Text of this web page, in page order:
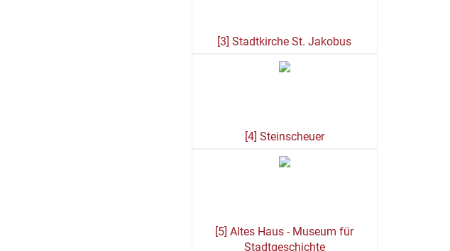
[3] Stadtkirche St. Jakobus
[4] Steinscheuer
[5] Altes Haus - Museum für
Stadtgeschichte